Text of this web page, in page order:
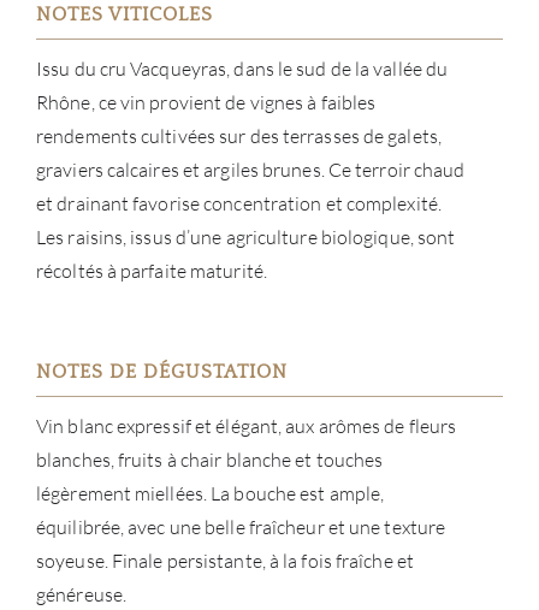
NOTES VITICOLES
Issu du cru Vacqueyras, dans le sud de la vallée du
Rhône, ce vin provient de vignes à faibles
rendements cultivées sur des terrasses de galets,
graviers calcaires et argiles brunes. Ce terroir chaud
et drainant favorise concentration et complexité.
Les raisins, issus d’une agriculture biologique, sont
récoltés à parfaite maturité.
NOTES DE DÉGUSTATION
Vin blanc expressif et élégant, aux arômes de fleurs
blanches, fruits à chair blanche et touches
légèrement miellées. La bouche est ample,
équilibrée, avec une belle fraîcheur et une texture
soyeuse. Finale persistante, à la fois fraîche et
généreuse.